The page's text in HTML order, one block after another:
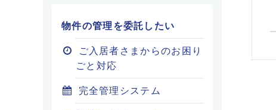
物件の管理を委託したい
ご入居者さまからのお困り
ごと対応
完全管理システム